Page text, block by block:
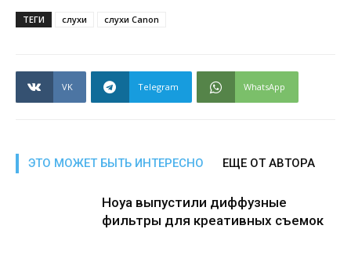
ТЕГИ слухи слухи Canon
VK Telegram WhatsApp
ЭТО МОЖЕТ БЫТЬ ИНТЕРЕСНО ЕЩЕ ОТ АВТОРА
Hoya выпустили диффузные
фильтры для креативных съемок